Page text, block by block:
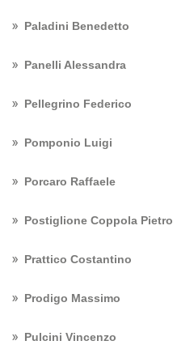
Paladini Benedetto
Panelli Alessandra
Pellegrino Federico
Pomponio Luigi
Porcaro Raffaele
Postiglione Coppola Pietro
Prattico Costantino
Prodigo Massimo
Pulcini Vincenzo